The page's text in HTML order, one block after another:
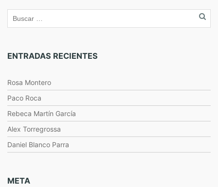
ENTRADAS RECIENTES
Rosa Montero
Paco Roca
Rebeca Martín García
Alex Torregrossa
Daniel Blanco Parra
META